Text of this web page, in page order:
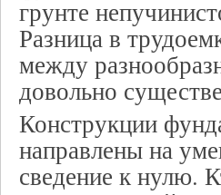
грунте
Разница в
между
довольно
Конструкции
направлены на
сведение к нулю.